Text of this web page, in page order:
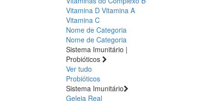
Vitamina D Vitamina A
Vitamina C
Nome de Categoria
Nome de Categoria
Sistema Imunitário |
Probióticos
Ver tudo
Probióticos
Sistema Imunitário
Geleia Real